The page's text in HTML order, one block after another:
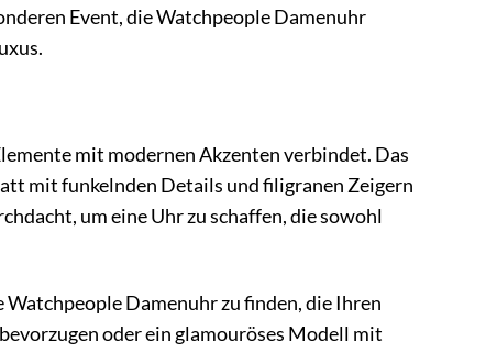
Event, die Watchpeople Damenuhr
mit modernen Akzenten verbindet. Das
mit funkelnden Details und filigranen Zeigern
um eine Uhr zu schaffen, die sowohl
Damenuhr zu finden, die Ihren
oder ein glamouröses Modell mit